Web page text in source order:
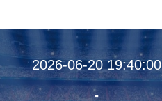
2026-06-20 19:40:00
-